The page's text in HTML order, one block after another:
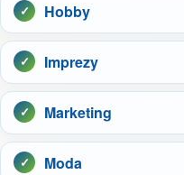
Hobby
Imprezy
Marketing
Moda